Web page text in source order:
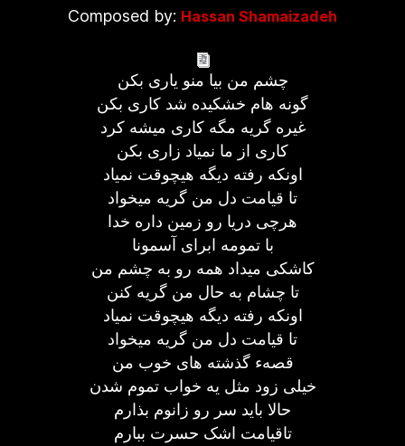
Composed by: Hassan Shamaizadeh
چشم من بيا منو ياری بکن
گونه هام خشکيده شد کاری بکن
غيره گريه مگه کاری ميشه کرد
کاری از ما نمياد زاری بکن
اونکه رفته ديگه هیچوقت نمياد
تا قيامت دل من گريه ميخواد
هرچی دريا رو زمين داره خدا
با تمومه ابرای آسمونا
کاشکی ميداد همه رو به چشم من
تا چشام به حال من گريه کنن
اونکه رفته ديگه هیچوقت نمياد
تا قيامت دل من گريه ميخواد
قصهء گذشته های خوب من
خيلی زود مثل يه خواب تموم شدن
حالا بايد سر رو زانوم بذارم
تاقيامت اشک حسرت ببارم